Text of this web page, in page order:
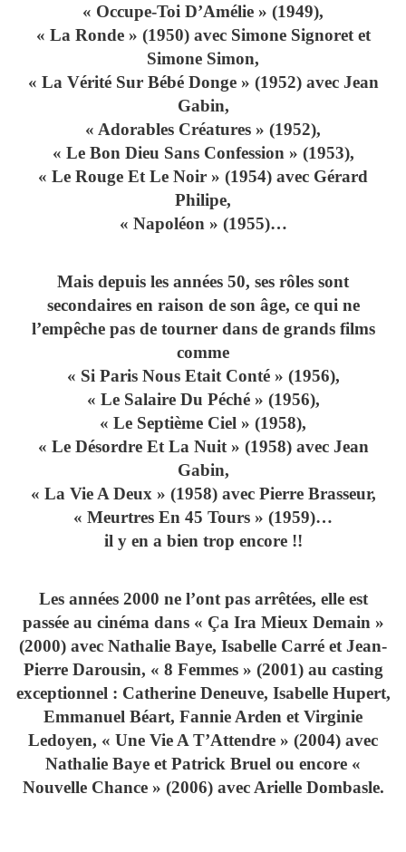
« Occupe-Toi D’Amélie » (1949),
« La Ronde » (1950) avec Simone Signoret et
Simone Simon,
« La Vérité Sur Bébé Donge » (1952) avec Jean
Gabin,
« Adorables Créatures » (1952),
« Le Bon Dieu Sans Confession » (1953),
« Le Rouge Et Le Noir » (1954) avec Gérard
Philipe,
« Napoléon » (1955)…
Mais depuis les années 50, ses rôles sont
secondaires en raison de son âge, ce qui ne
l’empêche pas de tourner dans de grands films
comme
« Si Paris Nous Etait Conté » (1956),
« Le Salaire Du Péché » (1956),
« Le Septième Ciel » (1958),
« Le Désordre Et La Nuit » (1958) avec Jean
Gabin,
« La Vie A Deux » (1958) avec Pierre Brasseur,
« Meurtres En 45 Tours » (1959)…
il y en a bien trop encore !!
Les années 2000 ne l’ont pas arrêtées, elle est
passée au cinéma dans « Ça Ira Mieux Demain »
(2000) avec Nathalie Baye, Isabelle Carré et Jean-
Pierre Darousin, « 8 Femmes » (2001) au casting
exceptionnel : Catherine Deneuve, Isabelle Hupert,
Emmanuel Béart, Fannie Arden et Virginie
Ledoyen, « Une Vie A T’Attendre » (2004) avec
Nathalie Baye et Patrick Bruel ou encore «
Nouvelle Chance » (2006) avec Arielle Dombasle.